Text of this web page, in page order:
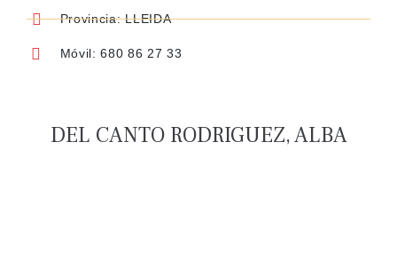
Provincia: LLEIDA
Móvil: 680 86 27 33
DEL CANTO RODRIGUEZ, ALBA